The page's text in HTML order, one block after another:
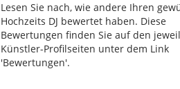
Lesen Sie nach, wie andere Ihren
Hochzeits DJ bewertet haben. Diese
Bewertungen finden Sie auf den
Künstler-Profilseiten unter dem Link
'Bewertungen'.